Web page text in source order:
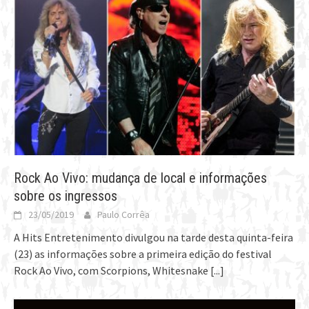
Rock Ao Vivo: mudança de local e informações
sobre os ingressos
23/05/2019 Paulo Corrêa
A Hits Entretenimento divulgou na tarde desta quinta-feira
(23) as informações sobre a primeira edição do festival
Rock Ao Vivo, com Scorpions, Whitesnake [...]